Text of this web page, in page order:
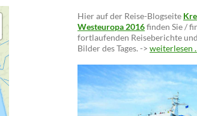
Hier auf der Reise-Blogseite
Westeuropa 2016finden Sie /
fortlaufenden Reiseberichte
Bilder des Tages. -> weiterlesen